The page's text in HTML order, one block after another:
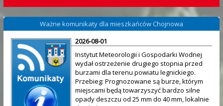
Ważne komunikaty dla mieszkańców Chojnowa
2026-08-01
Instytut Meteorologii i Gospodarki Wodnej
wydał ostrzeżenie drugiego stopnia przed
burzami dla terenu powiatu legnickiego.
Przebieg: Prognozowane są burze, którym
miejscami będą towarzyszyć bardzo silne
opady deszczu od 25 mm do 40 mm, lokalnie